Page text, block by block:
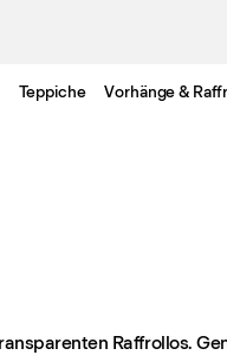
Teppiche Vorhänge &
Raffrollos.